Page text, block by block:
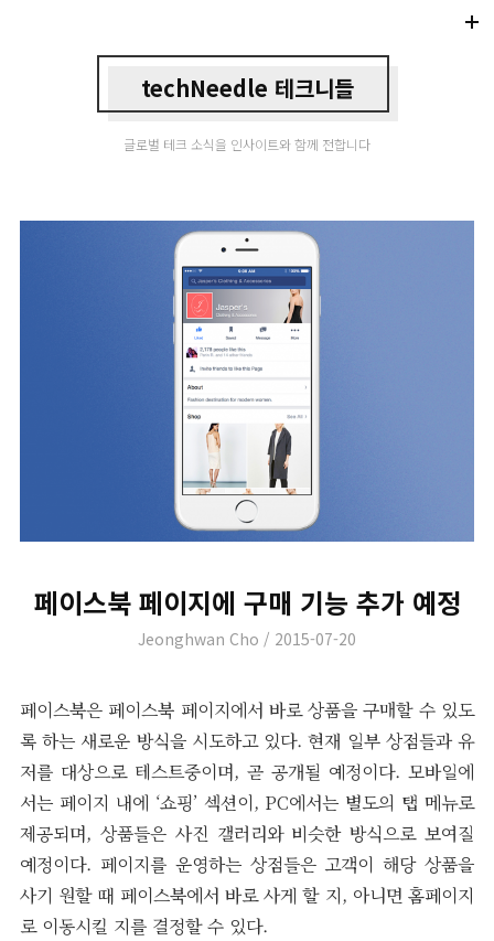
techNeedle 테크니들
글로벌 테크 소식을 인사이트와 함께 전합니다
페이스북 페이지에 구매 기능 추가 예정
Author
Jeonghwan Cho
Posted
2015-07-20
페이스북은 페이스북 페이지에서 바로 상품을 구매할 수 있도
록 하는 새로운 방식을 시도하고 있다. 현재 일부 상점들과 유
저를 대상으로 테스트중이며, 곧 공개될 예정이다. 모바일에
서는 페이지 내에 ‘쇼핑’ 섹션이, PC에서는 별도의 탭 메뉴로
제공되며, 상품들은 사진 갤러리와 비슷한 방식으로 보여질
예정이다. 페이지를 운영하는 상점들은 고객이 해당 상품을
사기 원할 때 페이스북에서 바로 사게 할 지, 아니면 홈페이지
로 이동시킬 지를 결정할 수 있다.